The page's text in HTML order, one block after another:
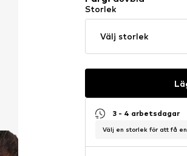
Storlek
Välj storlek
3 - 4 arbetsdagar
Välj en storlek för att få